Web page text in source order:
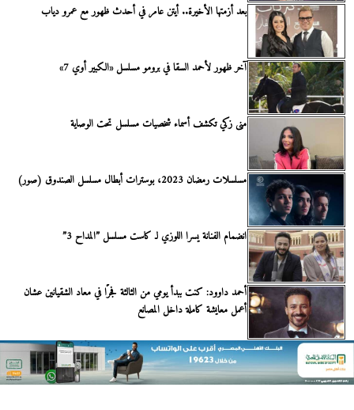
بعد أزمتها الأخيرة.. أيتن عامر في أحدث ظهور مع عمرو دياب
آخر ظهور لأحمد السقا في برومو مسلسل «الكبير أوي 7»
منى زكي تكشف أسماء شخصيات مسلسل تحت الوصاية
مسلسلات رمضان 2023، بوسترات أبطال مسلسل الصندوق (صور)
انضمام الفنانة يسرا اللوزي لـ كاست مسلسل ”المداح 3”
أحمد داوود: كنت ببدأ يومي من الثالثة فجرًا في معاد الشقيانين عشان
أعمل معايشة كاملة داخل المصانع